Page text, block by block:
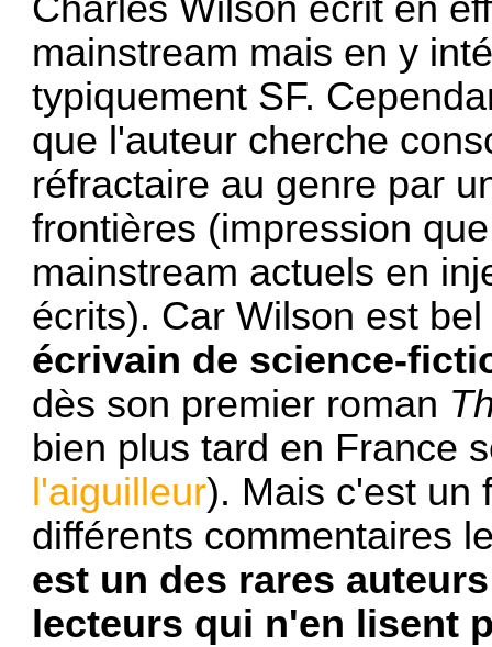
mainstream mais en y
typiquement SF.
que l'auteur cherche
réfractaire au genre par
frontières (impression
mainstream actuels en
écrits). Car Wilson est
écrivain de science-
dès son premier roman
bien plus tard en France
l'aiguilleur). Mais c'est un
différents commentaires
est un des rares
lecteurs qui n'en lisent